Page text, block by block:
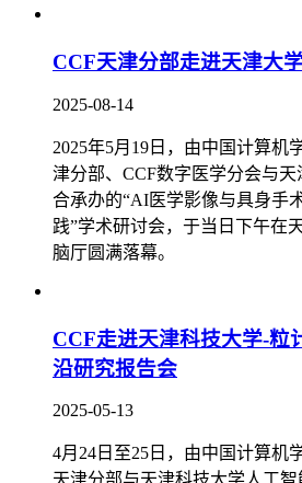
CCF天津分部走进天津大
2025-08-14
2025年5月19日，由中国计算机
津分部、CCF数字医学分会与
合承办的“AI医学影像与具身手
践”学术研讨会，于当日下午在
脑厅圆满落幕。
CCF走进天津科技大学-粒
沿研究报告会
2025-05-13
4月24日至25日，由中国计算机